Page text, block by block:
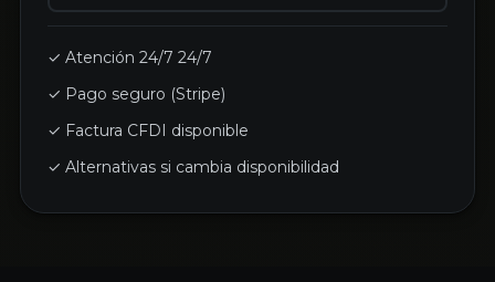
✓ Atención 24/7 24/7
✓ Pago seguro (Stripe)
✓ Factura CFDI disponible
✓ Alternativas si cambia disponibilidad